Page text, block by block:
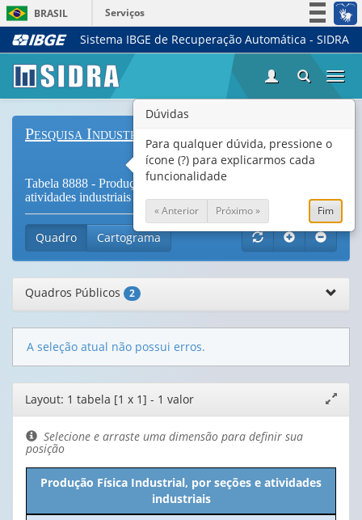
BRASIL
Serviços
Simplifique!
Acesso à informação
Canais
Sistema IBGE de Recuperação Automática - SIDRA
Pesquisa Industrial Mensal - Produção Física
Tabela 8888 - Produção Física Industrial, por seções e
atividades industriais
Quadro Cartograma
Quadros Públicos 2
A seleção atual não possui erros.
Editor
de
layout
janela
Layout: 1 tabela [1 x 1] - 1 valor
Selecione e arraste uma dimensão para definir sua
posição
Produção Física Industrial, por seções e atividades
industriais
Dúvidas
Para qualquer dúvida, pressione o
ícone (?) para explicarmos cada
funcionalidade
« Anterior Próximo » Fim